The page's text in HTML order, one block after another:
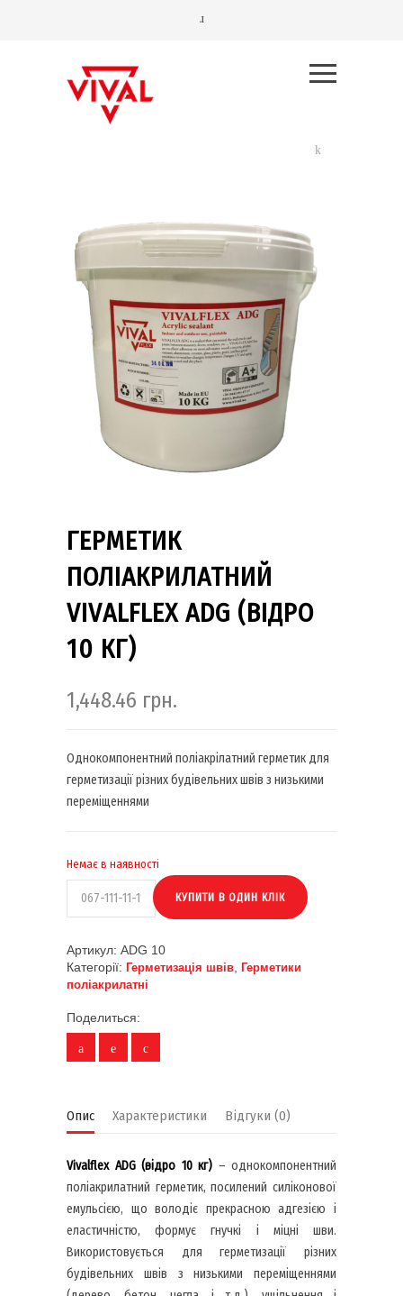
ГЕРМЕТИК
ПОЛІАКРИЛАТНИЙ
VIVALFLEX ADG (ВІДРО
10 КГ)
1,448.46 грн.
Однокомпонентний поліакрілатний герметик для
герметизації різних будівельних швів з низькими
переміщеннями
Немає в наявності
Артикул: ADG 10
Категорії: Герметизація швів, Герметики
поліакрилатні
Поделиться:
Опис Характеристики Відгуки (0)
Vivalflex ADG (відро 10 кг) – однокомпонентний
поліакрилатний герметик, посилений силіконової
емульсією, що володіє прекрасною адгезією і
еластичністю, формує гнучкі і міцні шви.
Використовується для герметизації різних
будівельних швів з низькими переміщеннями